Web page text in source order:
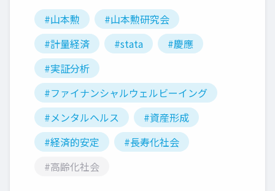
#山本勲
#山本勲研究会
#計量経済
#stata
#慶應
#実証分析
#ファイナンシャルウェルビーイング
#メンタルヘルス
#資産形成
#経済的安定
#長寿化社会
#高齢化社会